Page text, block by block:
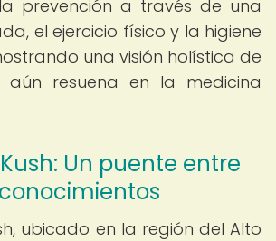
prevención a través de una
el ejercicio físico y la higiene
una visión holística de
resuena en la medicina
Un puente entre
ubicado en la región del Alto